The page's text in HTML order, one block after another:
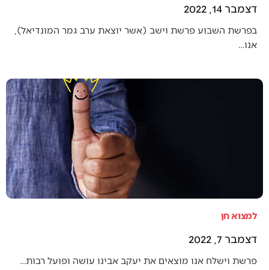
דצמבר 14, 2022
בפרשת השבוע פרשת וישב (אשר יוצאת ערב גמר המונדיאל),
אנו…
למצוא חן
דצמבר 7, 2022
פרשת וישלח אנו מוצאים את יעקב אבינו עושה ופועל רבות…